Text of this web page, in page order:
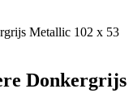
Metallic 102 x 53
Donkergrijs